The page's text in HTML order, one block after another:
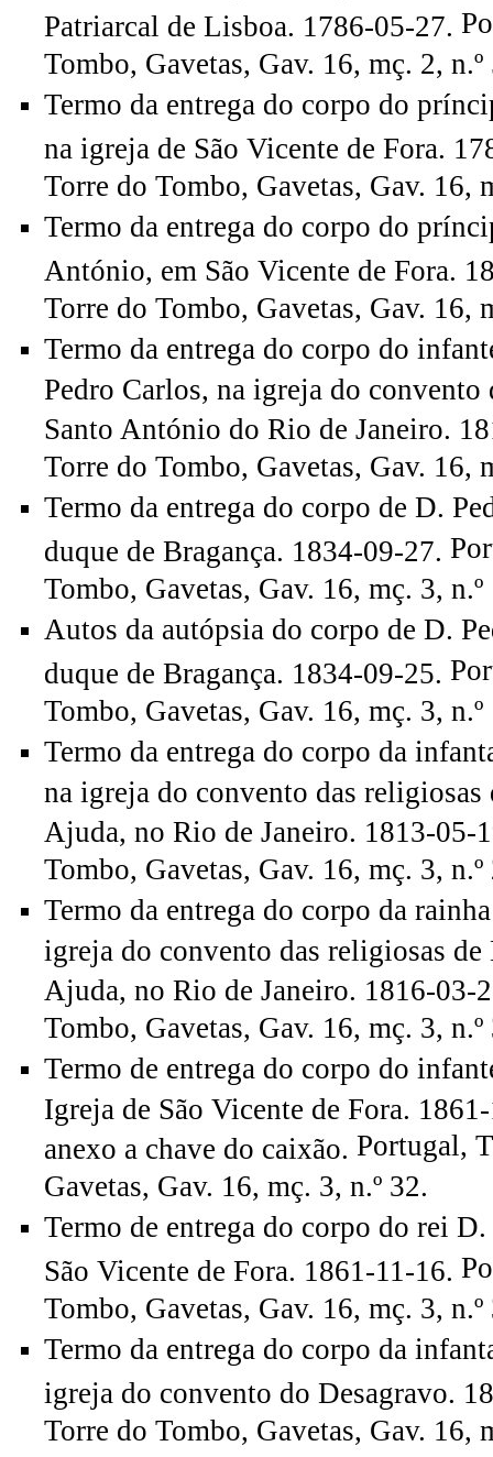
Patriarcal de Lisboa. 1786-05-27.
Tombo, Gavetas, Gav. 16, mç. 2, n.º
Termo da entrega do corpo do
na igreja de São Vicente de Fora.
Torre do Tombo, Gavetas, Gav. 16,
Termo da entrega do corpo do
António, em São Vicente de Fora.
Torre do Tombo, Gavetas, Gav. 16,
Termo da entrega do corpo do
Pedro Carlos, na igreja do convento
Santo António do Rio de Janeiro.
Torre do Tombo, Gavetas, Gav. 16,
Termo da entrega do corpo de D.
duque de Bragança. 1834-09-27.
Tombo, Gavetas, Gav. 16, mç. 3, n.º
Autos da autópsia do corpo de D.
duque de Bragança. 1834-09-25.
Tombo, Gavetas, Gav. 16, mç. 3, n.º
Termo da entrega do corpo da
na igreja do convento das religiosas
Ajuda, no Rio de Janeiro. 1813-05-
Tombo, Gavetas, Gav. 16, mç. 3, n.º
Termo da entrega do corpo da
igreja do convento das religiosas de
Ajuda, no Rio de Janeiro. 1816-03-
Tombo, Gavetas, Gav. 16, mç. 3, n.º
Termo de entrega do corpo do
Igreja de São Vicente de Fora.
anexo a chave do caixão. Portugal,
Gavetas, Gav. 16, mç. 3, n.º 32.
Termo de entrega do corpo do rei
São Vicente de Fora. 1861-11-16.
Tombo, Gavetas, Gav. 16, mç. 3, n.º
Termo da entrega do corpo da
igreja do convento do Desagravo.
Torre do Tombo, Gavetas, Gav. 16,